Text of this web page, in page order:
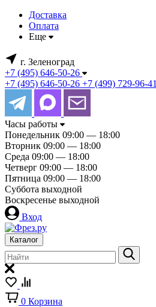
Доставка
Оплата
Еще
г. Зеленоград
+7 (495) 646-50-26
+7 (495) 646-50-26 +7 (499) 729-96-41
Часы работы
Понедельник 09:00 — 18:00
Вторник 09:00 — 18:00
Среда 09:00 — 18:00
Четверг 09:00 — 18:00
Пятница 09:00 — 18:00
Суббота выходной
Воскресенье выходной
Вход
Каталог
0 Корзина